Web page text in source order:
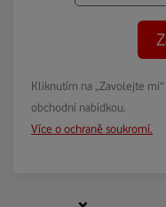
Kliknutím na „Zavolejte
obchodní nabídkou.
Více o ochraně soukromí.